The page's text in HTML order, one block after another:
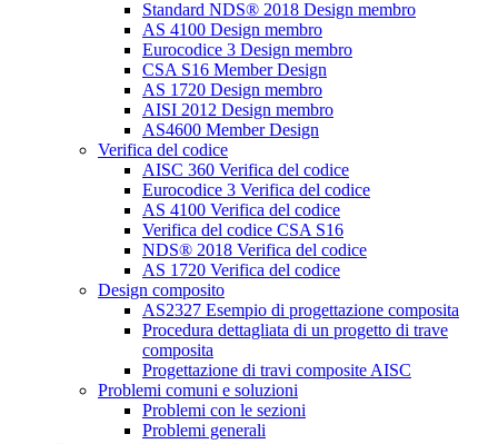
Standard NDS® 2018 Design membro
AS 4100 Design membro
Eurocodice 3 Design membro
CSA S16 Member Design
AS 1720 Design membro
AISI 2012 Design membro
AS4600 Member Design
Verifica del codice
AISC 360 Verifica del codice
Eurocodice 3 Verifica del codice
AS 4100 Verifica del codice
Verifica del codice CSA S16
NDS® 2018 Verifica del codice
AS 1720 Verifica del codice
Design composito
AS2327 Esempio di progettazione composita
Procedura dettagliata di un progetto di trave
composita
Progettazione di travi composite AISC
Problemi comuni e soluzioni
Problemi con le sezioni
Problemi generali